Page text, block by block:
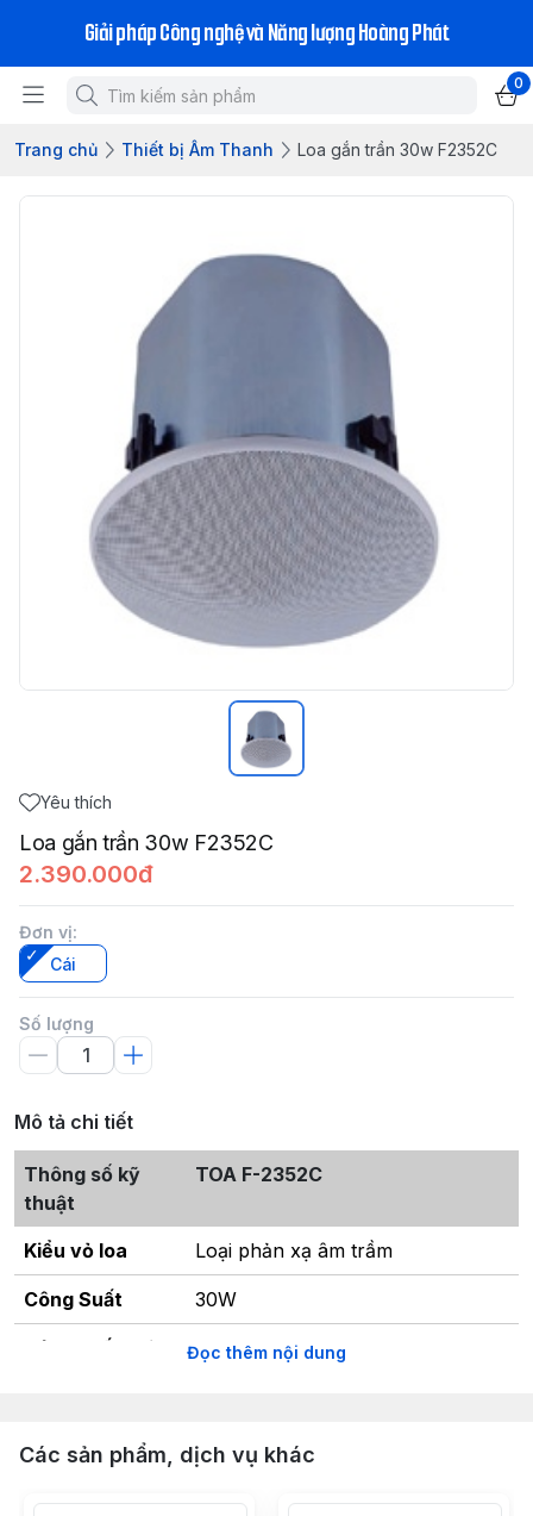
Giải pháp Công nghệ và Năng lượng Hoàng Phát
0
Trang chủ Thiết bị Âm Thanh Loa gắn trần 30w F2352C
Yêu thích
Loa gắn trần 30w F2352C
2.390.000đ
Đơn vị:
Cái
Số lượng
Mô tả chi tiết
Thông số kỹ
thuật
TOA F-2352C
Kiểu vỏ loa Loại phản xạ âm trầm
Công Suất 30W
Công suất chịu
120W
3.3kΩ(3W), 10kΩ(1W)
Cường độ
90dB
Đọc thêm nội dung
Các sản phẩm, dịch vụ khác